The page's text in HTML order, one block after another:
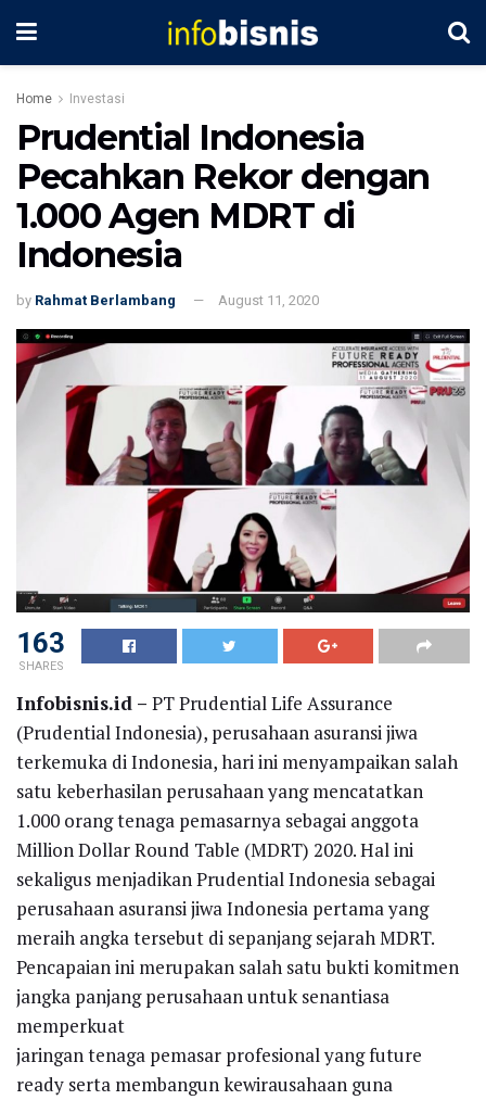
Home Investasi
Prudential Indonesia
Pecahkan Rekor dengan
1.000 Agen MDRT di
Indonesia
by Rahmat Berlambang August 11, 2020
163
SHARES
Infobisnis.id – PT Prudential Life Assurance
(Prudential Indonesia), perusahaan asuransi jiwa
terkemuka di Indonesia, hari ini menyampaikan salah
satu keberhasilan perusahaan yang mencatatkan
1.000 orang tenaga pemasarnya sebagai anggota
Million Dollar Round Table (MDRT) 2020. Hal ini
sekaligus menjadikan Prudential Indonesia sebagai
perusahaan asuransi jiwa Indonesia pertama yang
meraih angka tersebut di sepanjang sejarah MDRT.
Pencapaian ini merupakan salah satu bukti komitmen
jangka panjang perusahaan untuk senantiasa
memperkuat
jaringan tenaga pemasar profesional yang future
ready serta membangun kewirausahaan guna